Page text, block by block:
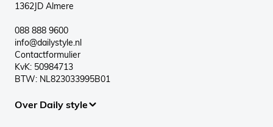
1362JD Almere
088 888 9600
info@dailystyle.nl
Contactformulier
KvK: 50984713
BTW: NL823033995B01
Over Daily style